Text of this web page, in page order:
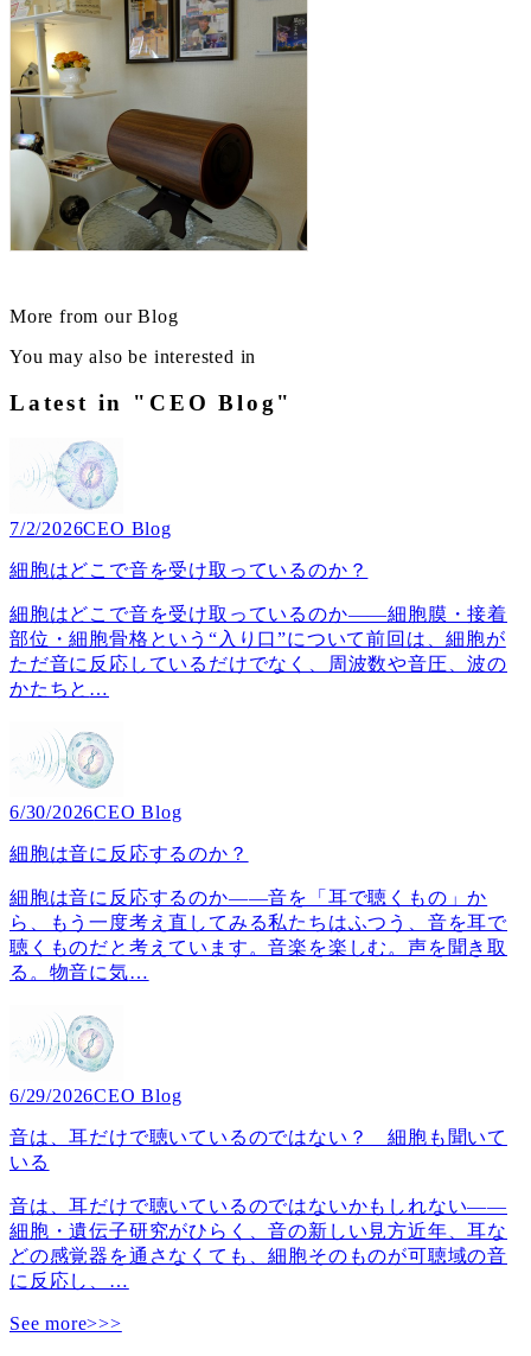
More from our Blog
You may also be interested in
Latest in "CEO Blog"
7/2/2026CEO Blog
細胞はどこで音を受け取っているのか？
細胞はどこで音を受け取っているのか――細胞膜・接着
部位・細胞骨格という“入り口”について前回は、細胞が
ただ音に反応しているだけでなく、周波数や音圧、波の
かたちと …
6/30/2026CEO Blog
細胞は音に反応するのか？
細胞は音に反応するのか――音を「耳で聴くもの」か
ら、もう一度考え直してみる私たちはふつう、音を耳で
聴くものだと考えています。音楽を楽しむ。声を聞き取
る。物音に気…
6/29/2026CEO Blog
音は、耳だけで聴いているのではない？ 細胞も聞いて
いる
音は、耳だけで聴いているのではないかもしれない――
細胞・遺伝子研究がひらく、音の新しい見方近年、耳な
どの感覚器を通さなくても、細胞そのものが可聴域の音
に反応し、 …
See more>>>